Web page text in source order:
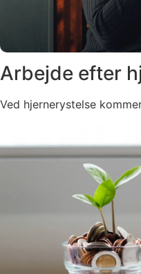
Arbejde efter
Ved hjernerystelse